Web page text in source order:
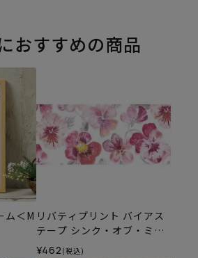
おすすめの商品
ム＜M リバティプリント バイアス
テープ シンク・オブ・ミー
＜15P＞
¥462 (税込)